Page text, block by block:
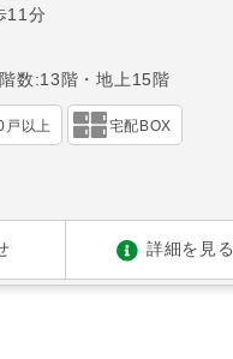
11分
数:13階・地上15階
戸以上 宅配BOX
詳細を見る